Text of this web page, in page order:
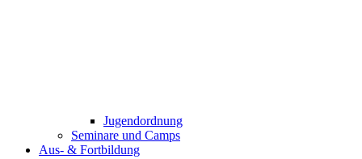
Jugendordnung
Seminare und Camps
Aus- & Fortbildung